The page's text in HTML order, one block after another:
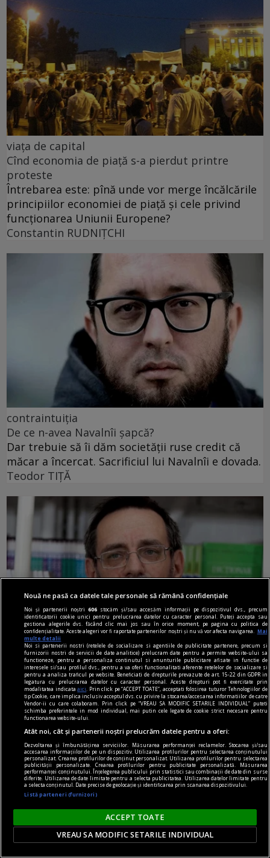
viața de capital
Cînd economia de piață s-a pierdut printre
proteste
Întrebarea este: pînă unde vor merge încălcările
principiilor economiei de piață și cele privind
funcționarea Uniunii Europene?
Constantin RUDNIŢCHI
contraintuiția
De ce n-avea Navalnîi șapcă?
Dar trebuie să îi dăm societății ruse credit că
măcar a încercat. Sacrificiul lui Navalnîi e dovada.
Teodor TIŢĂ
la răscruce de gînduri
Succesiunea
Nici Europa nu stă grozav înaintea unor alegeri
care pot să împingă în parlamentele europene
diferiți demagogi cu promisiuni maximale și
capacități mediocre.
Andrei CORNEA
Nouă ne pasă ca datele tale personale să rămână confidențiale
Noi și partenerii noștri606 stocăm și/sau accesăm informații pe dispozitivul dvs., precum
identificatorii cookie unici pentru prelucrarea datelor cu caracter personal. Puteți accepta sau
gestiona alegerile dvs. făcând clic mai jos sau în orice moment, pe pagina cu politica de
confidențialitate. Aceste alegeri vor fi raportate partenerilor noștri și nu vă vor afecta navigarea.
Mai
multe detalii
Noi si partenerii nostri (retelele de socializare si agentiile de publicitate partenere, precum si
furnizorii nostri de servicii de date analitice) prelucram date pentru a permite website-ului sa
functioneze, pentru a personaliza continutul si anunturile publicitare afisate in functie de
interesele si/sau profilul dvs., pentru a va oferi functionalitati aferente retelelor de socializare si
pentru a analiza traficul pe website. Beneficiati de drepturile prevazute de art. 15-22 din GDPR in
legatura cu prelucrarea datelor cu caracter personal. Aceste drepturi pot fi exercitate prin
modalitatea indicataaici
. Prin click pe “ACCEPT TOATE”, acceptati folosirea tuturor Tehnologiilor de
tip Cookie, care implica inclusiv acceptul dvs. cu privire la stocarea/accesarea informatiilor de catre
Vendor-ii cu care colaboram. Prin click pe “VREAU SA MODIFIC SETARILE INDIVIDUAL” puteti
schimba preferintele in mod individual, mai putin cele legate de cookie strict necesare pentru
functionarea website-ului.
Atât noi, cât și partenerii noștri prelucrăm datele pentru a oferi:
Dezvoltarea și îmbunătățirea serviciilor. Măsurarea performanței reclamelor. Stocarea și/sau
accesarea informațiilor de pe un dispozitiv. Utilizarea profilurilor pentru selectarea conținutului
personalizat. Crearea profilurilor de conținut personalizat. Utilizarea profilurilor pentru selectarea
publicității personalizate. Crearea profilurilor pentru publicitate personalizată. Măsurarea
performanței conținutului. Înțelegerea publicului prin statistici sau combinații de date din surse
diferite. Utilizarea de date limitate pentru a selecta publicitatea. Utilizarea datelor limitate pentru
a selecta conținutul. Date precise de geolocație și identificarea prin scanarea dispozitivului.
Listă parteneri (furnizori)
ACCEPT TOATE
VREAU SA MODIFIC SETARILE INDIVIDUAL